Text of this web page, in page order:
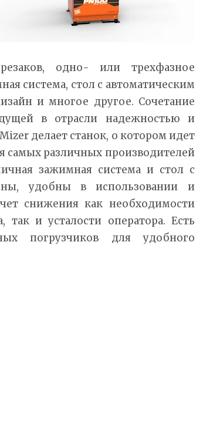
одно- или трехфазное
система, стол с автоматическим
и многое другое. Сочетание
в отрасли надежностью и
делает станок, о котором идет
самых различных производителей
зажимная система и стол с
удобны в использовании и
снижения как необходимости
так и усталости оператора. Есть
погрузчиков для удобного